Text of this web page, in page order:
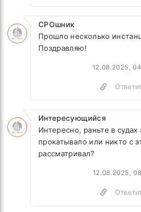
СРОшник
Прошло несколько
Поздравляю!
12.08.2025,
Интересующийся
Интересно, раньте в судах
прокатывало или никто с
рассматривал?
12.08.2025,